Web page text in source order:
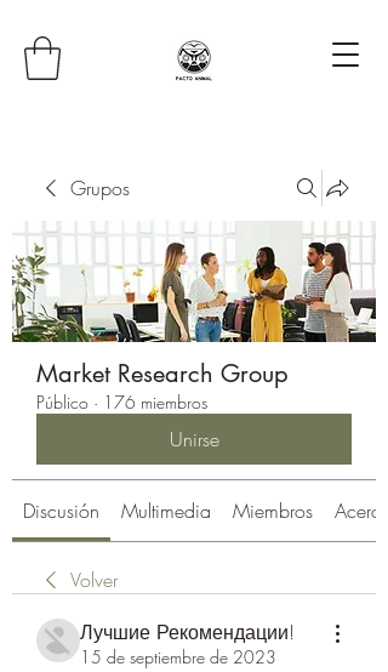
Grupos
Market Research Group
Público · 176 miembros
Unirse
Discusión Multimedia Miembros Acerca
Volver
Лучшие Рекомендации!
15 de septiembre de 2023